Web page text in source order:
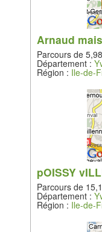
Arnaud
Parcours de
Département :
Région : Ile-de-
pOISSY
Parcours de
Département :
Région : Ile-de-